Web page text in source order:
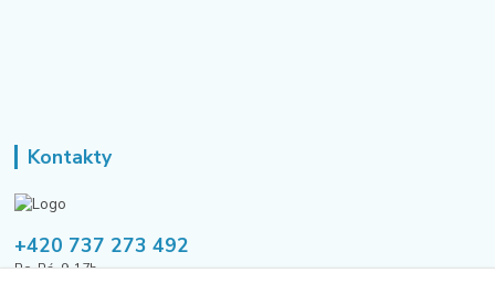
Kontakty
+420 737 273 492
Po-Pá, 9-17h